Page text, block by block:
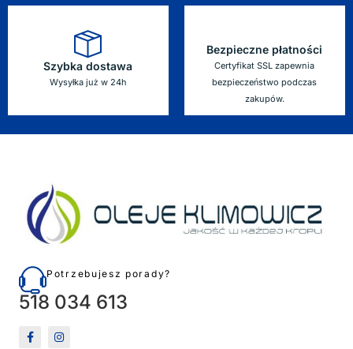
Szybka dostawa
Wysyłka już w 24h
Bezpieczne płatności
Certyfikat SSL zapewnia
bezpieczeństwo podczas
zakupów.
Potrzebujesz porady?
518 034 613